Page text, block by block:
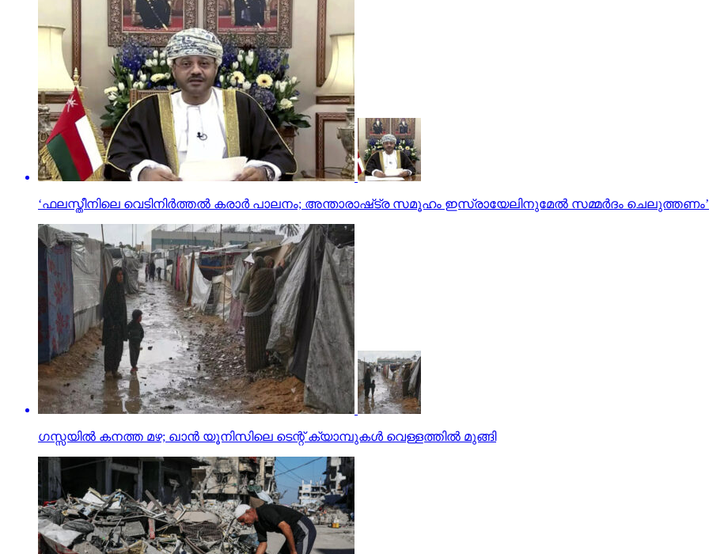
‘ഫലസ്തീനിലെ വെടിനിർത്തൽ കരാർ പാലനം; അ​ന്താ​രാ​ഷ്‌​ട്ര സ​മൂ​ഹം ഇ​സ്രായേലിനുമേൽ സ​മ്മ​ർ​ദം
ഗസ്സയില്‍ കനത്ത മഴ; ഖാന്‍ യൂനിസിലെ ടെന്റ് ക്യാമ്പുകള്‍ വെള്ളത്തില്‍ മുങ്ങി